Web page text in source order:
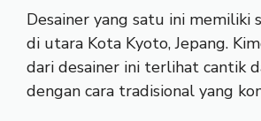
Desainer yang satu ini memiliki
di utara Kota Kyoto, Jepang.
dari desainer ini terlihat cantik
dengan cara tradisional yang